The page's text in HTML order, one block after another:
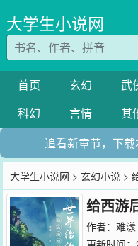
大学生小说网
首页 玄幻 武
科幻
言情 其
追看新章节，下
大学生小说网 >玄幻小说 >
给西游
作者： 难漾